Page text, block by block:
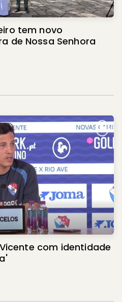
tem novo
de Nossa Senhora
com identidade